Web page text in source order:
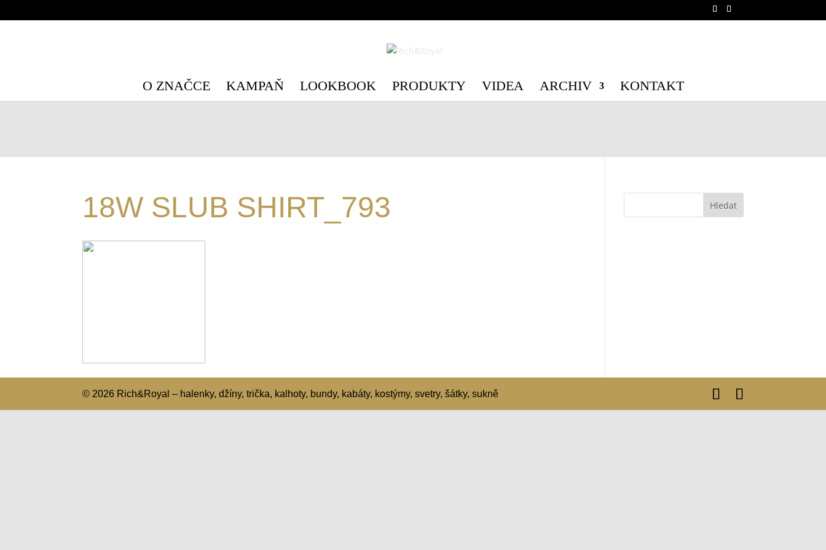
Warning: Undefined array key "HTTP_X_WP_TEMPORARY" in/data/c/3/c3e89d75-6554-4598-be41-e28c4a4492b1/richandroyal.cz/web/wp-config.phpon line70
/data/c/3/c3e89d75-6554-4598-be41-e28c4a4492b1/richandroyal.cz/web/wp-config.php
O ZNAČCE KAMPAŇ LOOKBOOK PRODUKTY VIDEA ARCHIV KONTAKT
18W SLUB SHIRT_793
© 2026 Rich&Royal – halenky, džíny, trička, kalhoty, bundy, kabáty, kostýmy, svetry, šátky, sukně